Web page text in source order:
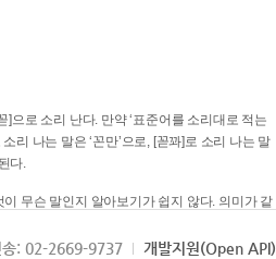
]으로 소리 난다. 만약 ‘표준어를 소리대로 적는
다.
무슨 말인지 알아보기가 쉽지 않다. 의미가 같
송: 02-2669-9737 개발지원(Open API)